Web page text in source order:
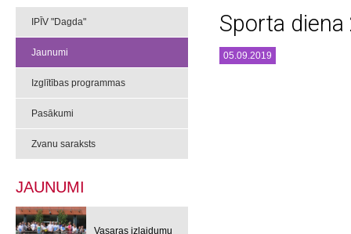
IPĪV "Dagda"
Jaunumi
Izglītības programmas
Pasākumi
Zvanu saraksts
JAUNUMI
Vasaras izlaidumu
Sporta diena
05.09.2019